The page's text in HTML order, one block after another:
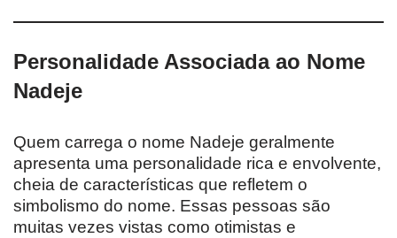
Personalidade Associada ao Nome
Nadeje
Quem carrega o nome Nadeje geralmente
apresenta uma personalidade rica e envolvente,
cheia de características que refletem o
simbolismo do nome. Essas pessoas são
muitas vezes vistas como otimistas e